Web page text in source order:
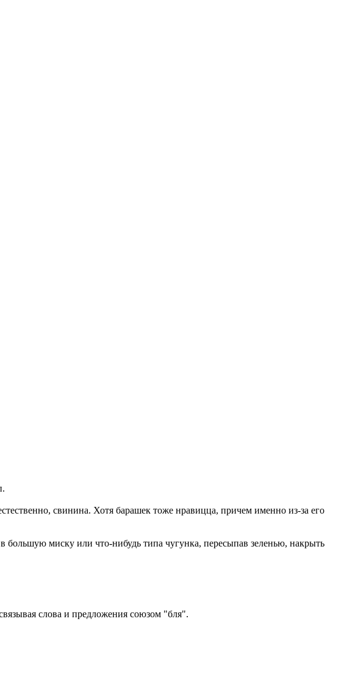
свинина. Хотя барашек тоже нравицца, причем именно из-за его
большую миску или что-нибудь типа чугунка, пересыпав зеленью, накрыть
слова и предложения союзом "бля".